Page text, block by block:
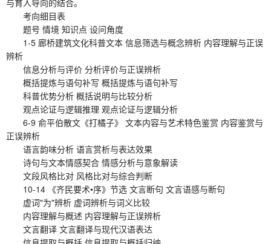
考向细目表
题号 情境 知识点 设问角度
1-5 廊桥建筑文化科普文本 信息筛选与概念辨析 内容理解与正误
辨析
信息分析与评价 分析评价与正误辨析
概括提炼与语句补写 概括提炼与语句补写
科普优势分析 概括说明与比较分析
观点论证与逻辑推理 观点论证与逻辑分析
6-9 俞平伯散文《打橘子》 文本内容与艺术特色鉴赏 内容鉴赏与
正误辨析
语言韵味分析 语言赏析与表达效果
诗句与文本情感契合 情感分析与意象解读
文段风格比对 风格比对与综合判断
10-14 《齐民要术•序》节选 文言断句 文言语感与断句
虚词"为"辨析 虚词辨析与词义比较
内容理解与概述 内容理解与正误辨析
文言翻译 文言翻译与现代汉语表达